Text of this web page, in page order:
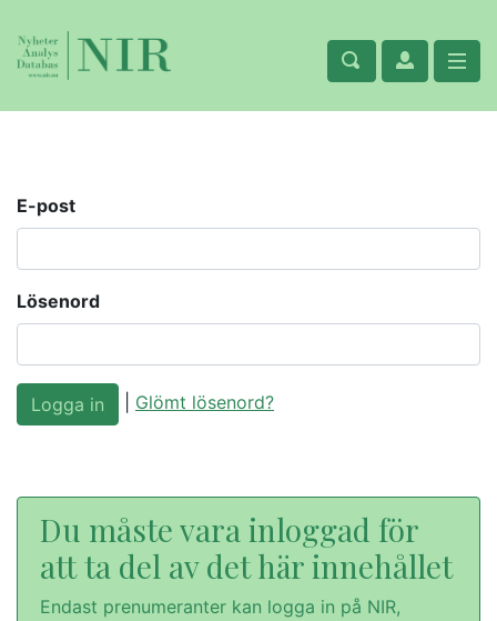
E-post
Lösenord
Glömt lösenord?
Du måste vara inloggad för
att ta del av det här innehållet
Endast prenumeranter kan logga in på NIR,